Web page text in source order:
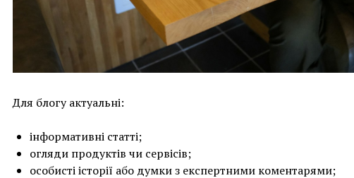
Для блогу актуальні:
інформативні статті;
огляди продуктів чи сервісів;
особисті історії або думки з експертними коментарями;